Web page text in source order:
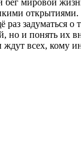
задуматься
но и понять их
всех,